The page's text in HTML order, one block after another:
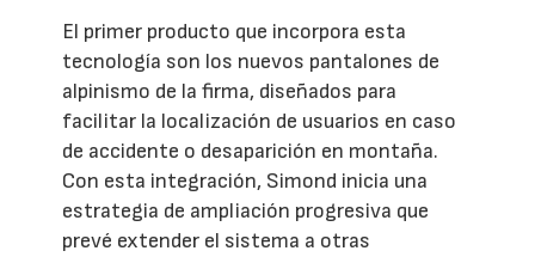
El primer producto que incorpora esta
tecnología son los nuevos pantalones de
alpinismo de la firma, diseñados para
facilitar la localización de usuarios en caso
de accidente o desaparición en montaña.
Con esta integración, Simond inicia una
estrategia de ampliación progresiva que
prevé extender el sistema a otras